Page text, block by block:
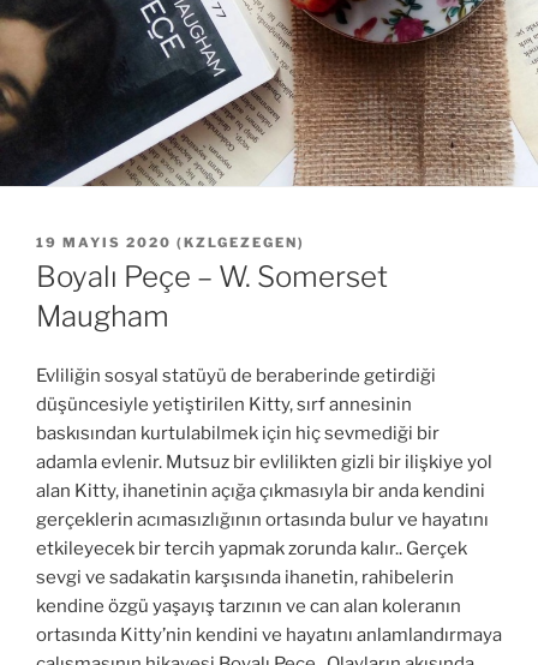
YAYIM
TARIHI
19 MAYIS 2020 ( KZLGEZEGEN)
Boyalı Peçe – W. Somerset
Maugham
Evliliğin sosyal statüyü de beraberinde getirdiği
düşüncesiyle yetiştirilen Kitty, sırf annesinin
baskısından kurtulabilmek için hiç sevmediği bir
adamla evlenir. Mutsuz bir evlilikten gizli bir ilişkiye yol
alan Kitty, ihanetinin açığa çıkmasıyla bir anda kendini
gerçeklerin acımasızlığının ortasında bulur ve hayatını
etkileyecek bir tercih yapmak zorunda kalır.. Gerçek
sevgi ve sadakatin karşısında ihanetin, rahibelerin
kendine özgü yaşayış tarzının ve can alan koleranın
ortasında Kitty’nin kendini ve hayatını anlamlandırmaya